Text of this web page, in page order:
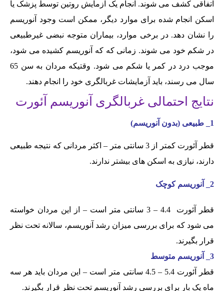
اتفاقی کشف می شوند. انجام یک آزمایش روتین توسط پزشک یا
اسکن انجام شده برای موارد دیگر، ممکن است وجود آنوریسم
را نشان دهد. در برخی موارد، بیماران متوجه نبضی غیرطبیعی
در شکم خود می شوند. زمانی که که آنوریسم کشیده می شود،
موجب درد در کمر یا شکم می شود. وقتیکه مردان به سن 65
سال می رسند، باید آزمایشات غربالگری خود را انجام دهند.
نتایج احتمالی غربالگری آنوریسم آئورت
1_ طبیعی (بدون آنوریسم)
قطر آئورت کمتر از 3 سانتی متر – اکثر مردانی که نتیجه طبیعی
دارند، نیازی به اسکن های بیشتر ندارند.
2_ آنوریسم کوچک
قطر آئورت 4.4 – 3 سانتی متر است – از این مردان خواسته
می شود که برای بررسی میزان رشد آنوریسم، سالانه تحت نظر
قرار بگیرند.
3_ آنوریسم متوسط
قطر آئورت 5.4 – 4.5 سانتی متر است – این مردان باید هر سه
ماه یک بار برای بررسی رشد آنوریسم تحت نظر قرار بگیرند.